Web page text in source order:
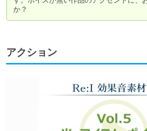
か？
アクション